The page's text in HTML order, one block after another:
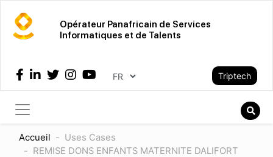
au
contenu
Opérateur Panafricain de Services
Informatiques et de Talents
Select your languageTriptech
Accueil
Uses Cases
REMISE DONS ENFANTS MATERNITE DALIFORT